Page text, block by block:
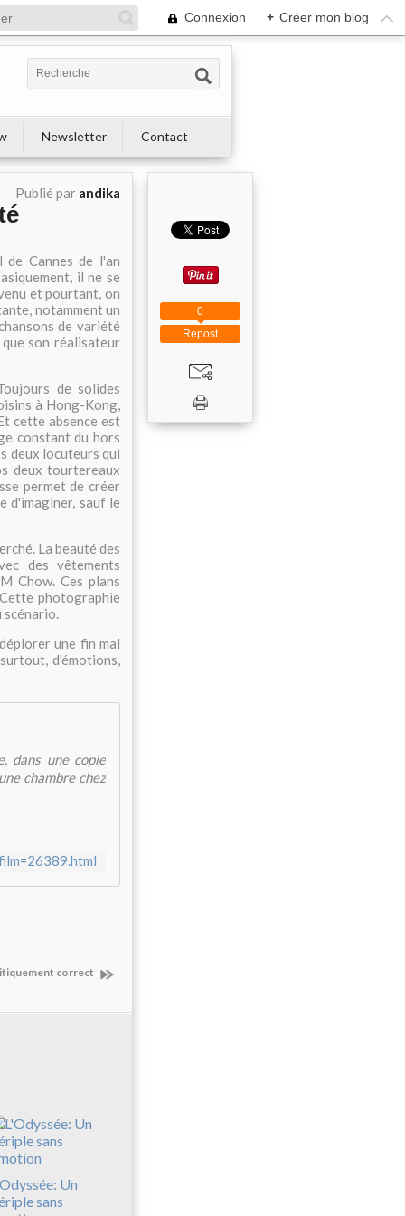
Connexion + Créer mon blog
Newsletter Contact
Publié par andika
Cannes de l'an
il ne se
et pourtant, on
notamment un
de variété
son réalisateur
de solides
à Hong-Kong,
cette absence est
constant du hors
deux locuteurs qui
deux tourtereaux
permet de créer
d'imaginer, sauf le
La beauté des
des vêtements
Chow. Ces plans
photographie
scénario.
une fin mal
d'émotions,
dans une copie
chambre chez
correct
Un
sans
Repost
0